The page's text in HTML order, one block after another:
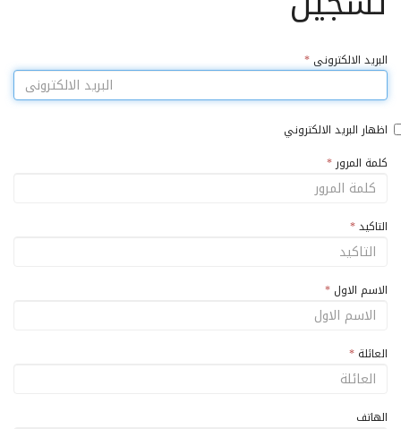
البريد الالكترونى *
اظهار البريد الالكتروني
كلمة المرور *
التاكيد*
الاسم الاول *
العائلة *
الهاتف